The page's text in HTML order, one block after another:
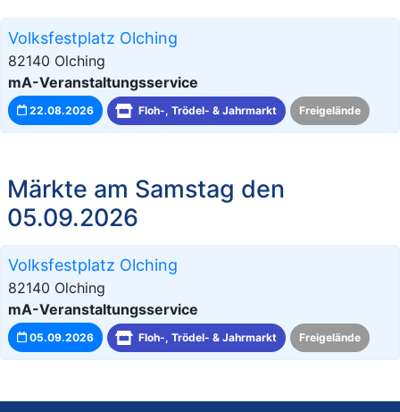
Volksfestplatz Olching
82140 Olching
mA-Veranstaltungsservice
22.08.2026 Floh-, Trödel- & Jahrmarkt Freigelände
Märkte am Samstag den
05.09.2026
Volksfestplatz Olching
82140 Olching
mA-Veranstaltungsservice
05.09.2026 Floh-, Trödel- & Jahrmarkt Freigelände